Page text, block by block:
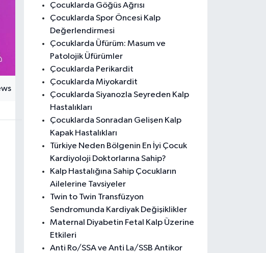
Çocuklarda Göğüs Ağrısı
Çocuklarda Spor Öncesi Kalp
Değerlendirmesi
Çocuklarda Üfürüm: Masum ve
Patolojik Üfürümler
Çocuklarda Perikardit
Çocuklarda Miyokardit
Çocuklarda Siyanozla Seyreden Kalp
Hastalıkları
Çocuklarda Sonradan Gelişen Kalp
Kapak Hastalıkları
Türkiye Neden Bölgenin En İyi Çocuk
Kardiyoloji Doktorlarına Sahip?
Kalp Hastalığına Sahip Çocukların
Ailelerine Tavsiyeler
Twin to Twin Transfüzyon
Sendromunda Kardiyak Değişiklikler
Maternal Diyabetin Fetal Kalp Üzerine
Etkileri
Anti Ro/SSA ve Anti La/SSB Antikor